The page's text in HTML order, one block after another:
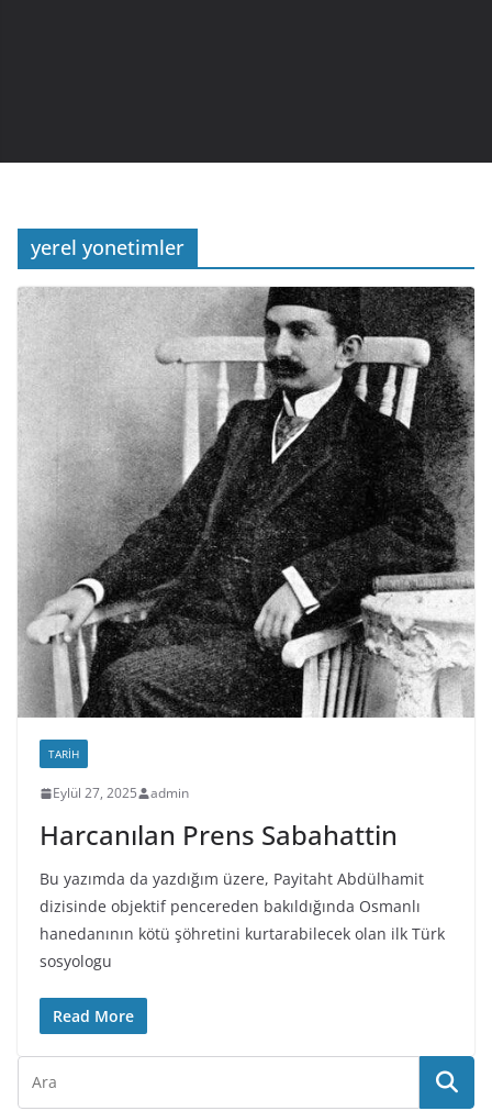
yerel yonetimler
TARIH
Eylül 27, 2025 admin
Harcanılan Prens Sabahattin
Bu yazımda da yazdığım üzere, Payitaht Abdülhamit
dizisinde objektif pencereden bakıldığında Osmanlı
hanedanının kötü şöhretini kurtarabilecek olan ilk Türk
sosyologu
Read More